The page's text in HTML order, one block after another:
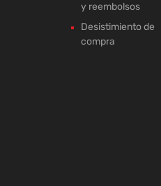
y reembolsos
Desistimiento de
compra